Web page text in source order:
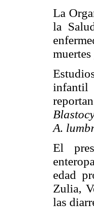
La
la
infantil
A.
El
edad
Zulia,
las